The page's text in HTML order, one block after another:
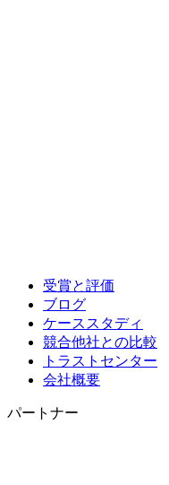
受賞と評価
ブログ
ケーススタディ
競合他社との比較
トラストセンター
会社概要
パートナー